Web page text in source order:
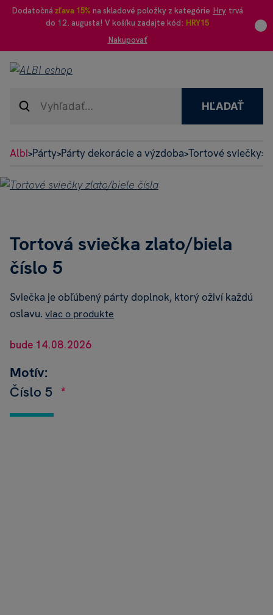
Dodatočná zľava 15% na skladové položky z kategórie Hry trvá
do 12. augusta! V košíku zadajte kód: HRY15
Nakupovať
HĽADAŤ
Albi>Párty>Párty dekorácie a výzdoba>Tortové sviečky>
Tortová sviečka zlato/biela
číslo 5
Sviečka je obľúbený párty doplnok, ktorý oživí každú
oslavu. viac o produkte
bude 14.08.2026
Motív:
Číslo 5